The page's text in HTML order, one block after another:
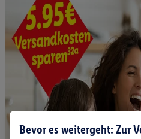
Bevor es weitergeht: Zur